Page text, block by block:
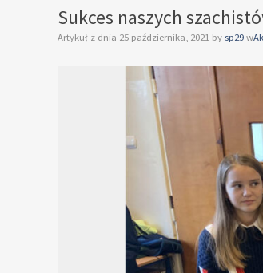
Sukces naszych
Artykuł z dnia 25 października, 2021 by sp29 w